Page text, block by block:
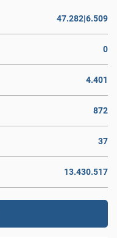
47.282|6.509
0
4.401
872
37
13.430.517